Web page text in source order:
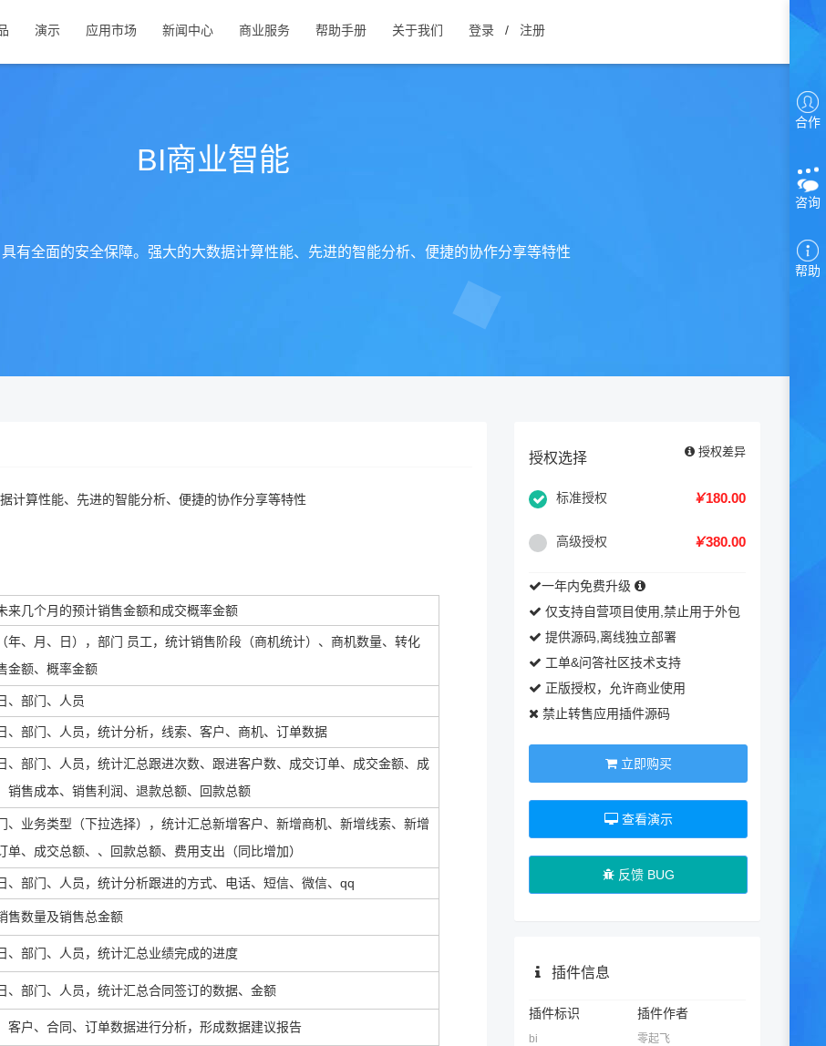
演示 应用市场 新闻中心 商业服务 帮助手册 关于我们 登录 / 注册
合作
咨询
帮助
BI商业智能
有全面的安全保障。强大的大数据计算性能、先进的智能分析、便捷的协作分享等特性
计算性能、先进的智能分析、便捷的协作分享等特性
来几个月的预计销售金额和成交概率金额
年、月、日），部门 员工，统计销售阶段（商机统计）、商机数量、转化
金额、概率金额
、部门、人员
、部门、人员，统计分析，线索、客户、商机、订单数据
、部门、人员，统计汇总跟进次数、跟进客户数、成交订单、成交金额、成
销售成本、销售利润、退款总额、回款总额
、业务类型（下拉选择），统计汇总新增客户、新增商机、新增线索、新增
单、成交总额、、回款总额、费用支出（同比增加）
、部门、人员，统计分析跟进的方式、电话、短信、微信、qq
售数量及销售总金额
、部门、人员，统计汇总业绩完成的进度
、部门、人员，统计汇总合同签订的数据、金额
客户、合同、订单数据进行分析，形成数据建议报告
授权选择 授权差异
标准授权 ￥180.00
高级授权 ￥380.00
一年内免费升级
仅支持自营项目使用,禁止用于外包
提供源码,离线独立部署
工单&问答社区技术支持
正版授权，允许商业使用
禁止转售应用插件源码
立即购买
查看演示
反馈 BUG
插件信息
插件标识
bi
插件作者
零起飞